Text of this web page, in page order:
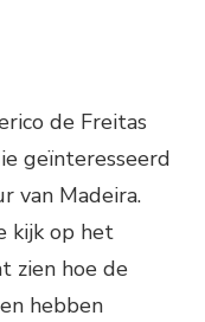
de Freitas
geïnteresseerd
van Madeira.
kijk op het
zien hoe de
hebben